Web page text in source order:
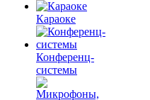
Караоке
Конференц-
системы